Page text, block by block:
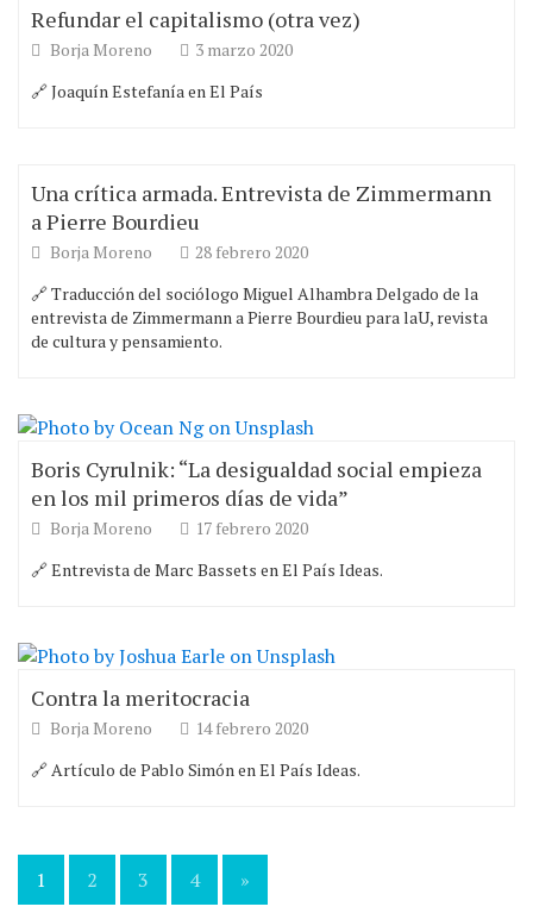
Refundar el capitalismo (otra vez)
Borja Moreno
3 marzo 2020
🔗 Joaquín Estefanía en El País
Una crítica armada. Entrevista de Zimmermann
a Pierre Bourdieu
Borja Moreno
28 febrero 2020
🔗 Traducción del sociólogo Miguel Alhambra Delgado de la
entrevista de Zimmermann a Pierre Bourdieu para laU, revista
de cultura y pensamiento.
Boris Cyrulnik: “La desigualdad social empieza
en los mil primeros días de vida”
Borja Moreno
17 febrero 2020
🔗 Entrevista de Marc Bassets en El País Ideas.
Contra la meritocracia
Borja Moreno
14 febrero 2020
🔗 Artículo de Pablo Simón en El País Ideas.
Paginación
1 2 3 4 »